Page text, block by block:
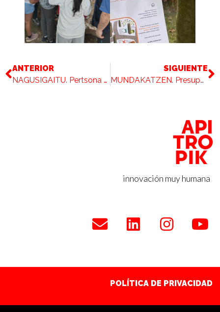
ANTERIOR
NAGUSIGAITU. Pertsona nagusiak ahots teknologiara hurbiltzeko ikerketa.
SIGUIENTE
MUNDAKATZEN. Presupuestos participativos a pie de calle.
innovación muy humana
POLÍTICA DE PRIVACIDAD